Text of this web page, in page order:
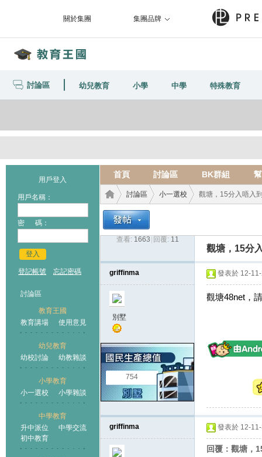
關於集團 集團品牌
討論區 幼兒教育 小學 中學 特殊教育
用戶登入
用戶名稱：
密 碼：
登入
登記帳號 忘記密碼
討論區
教育王國
教育講場
使用意見
幼兒教育
幼校討論
幼教雜談
小學教育
小一選校
小學雜談
中學教育
升中派位
中學交流
初中教育
首頁 討論區 BK群組
王國
›
討論區
›
小一選校 觀塘，15分入唔入
查看: 1663 回覆: 11
觀塘，15分
griffinma
別墅
754
發表於 12-
觀塘48net，
griffinma 發表於 12-
回覆：觀塘，